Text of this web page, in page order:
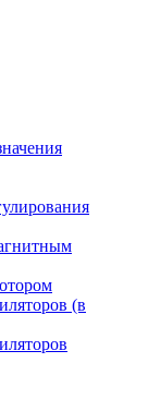
(в